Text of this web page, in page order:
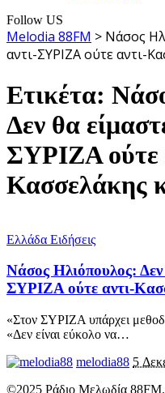
Follow US
Melodia 88FM > Νάσος
αντι-ΣΥΡΙΖΑ ούτε αντι-
Ετικέτα:
Δεν θα
ΣΥΡΙΖΑ ούτε
Κασσελάκης
Ελλάδα Ειδήσεις
Νάσος Ηλιόπουλος: Δεν
ΣΥΡΙΖΑ ούτε αντι-
«Στον ΣΥΡΙΖΑ υπάρχει
«Δεν είναι εύκολο να…
melodia88 5
©2025 Ράδιο Μελωδία